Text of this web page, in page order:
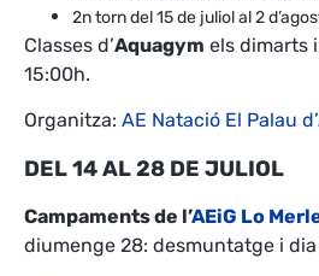
2n torn del 15 de juliol al 2
Classes d’Aquagym els dimarts
15:00h.
Organitza: AE Natació El Palau
DEL 14 AL 28 DE JULIOL
Campaments de l’AEiG Lo
diumenge 28: desmuntatge i dia